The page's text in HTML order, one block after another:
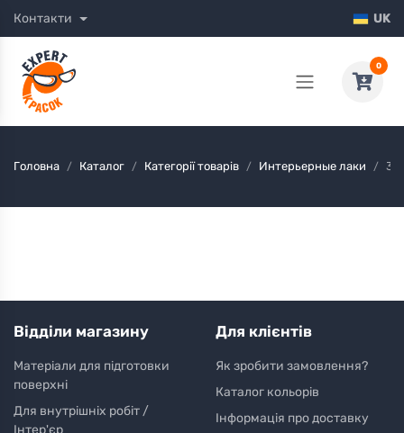
Контакти UK
0
Головна Каталог Категорії товарів Интерьерные лаки
Відділи магазину
Матеріали для підготовки
поверхні
Для внутрішніх робіт /
Інтер'єр
Для клієнтів
Як зробити замовлення?
Каталог кольорів
Інформація про доставку